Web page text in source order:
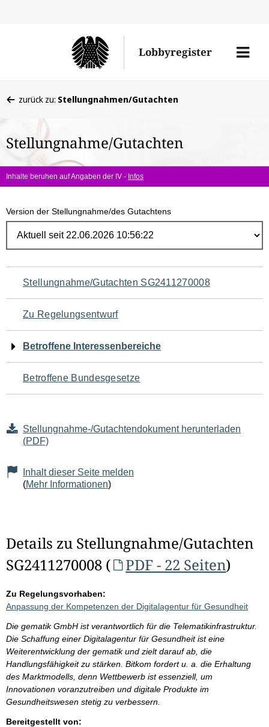
Lobbyregister
Menü
befinden
hier:
zurück zu: Stellungnahmen/Gutachten
Stellungnahme/Gutachten
Inhalte beruhen auf Angaben der IV - Infos
Version der Stellungnahme/des Gutachtens
Navigation
für
den
Seiteninhalt
Stellungnahme/Gutachten SG2411270008
Zu Regelungsentwurf
Betroffene Interessenbereiche
Betroffene Bundesgesetze
Stellungnahme-/Gutachtendokument herunterladen
(PDF)
Inhalt dieser Seite melden
(Mehr Informationen)
Details zu Stellungnahme/Gutachten
SG2411270008 (
PDF - 22 Seiten)
Zu Regelungsvorhaben:
Anpassung der Kompetenzen der Digitalagentur für Gesundheit
Die gematik GmbH ist verantwortlich für die Telematikinfrastruktur.
Die Schaffung einer Digitalagentur für Gesundheit ist eine
Weiterentwicklung der gematik und zielt darauf ab, die
Handlungsfähigkeit zu stärken. Bitkom fordert u. a. die Erhaltung
des Marktmodells, denn Wettbewerb ist essenziell, um
Innovationen voranzutreiben und digitale Produkte im
Gesundheitswesen stetig zu verbessern.
Bereitgestellt von: